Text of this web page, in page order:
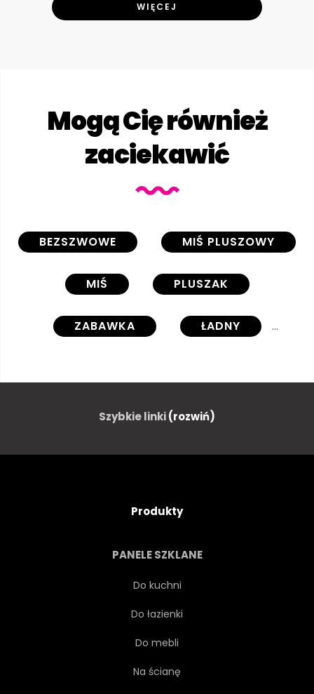
WIĘCEJ
Mogą Cię również
zaciekawić
BEZSZWOWE MIŚ PLUSZOWY
MIŚ PLUSZAK
ZABAWKA ŁADNY
CLIPARTÓW ILUSTRACJA
NA BIAŁYM TLE WEKTOR
Szybkie linki(rozwiń)
Produkty
PANELE SZKLANE
Do kuchni
Do łazienki
Do mebli
Na ścianę